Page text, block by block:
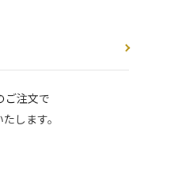
ご注文で
たします。